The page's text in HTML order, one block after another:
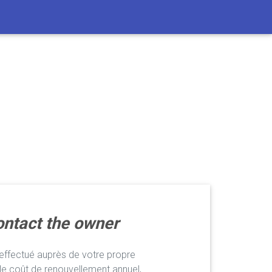
the owner
auprès de votre propre
coût de renouvellement annuel,